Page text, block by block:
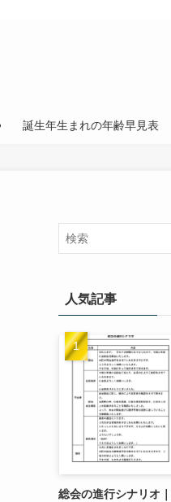
誕生年生まれの年齢早見表
人気記事
総会の進行シナリオ